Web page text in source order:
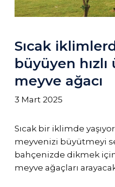
Sıcak
büyüyen
meyve ağacı
3 Mart 2025
Sıcak bir iklimde
meyvenizi büyütmeyi
bahçenizde dikmek için
meyve ağaçları